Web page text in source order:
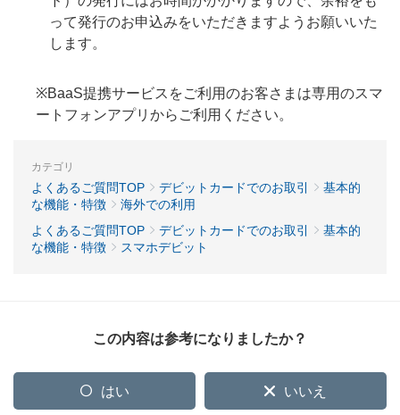
って発行のお申込みをいただきますようお願いいた
します。
※BaaS提携サービスをご利用のお客さまは専用のスマ
ートフォンアプリからご利用ください。
カテゴリ
よくあるご質問TOP デビットカードでのお取引
基本的
な機能・特徴
海外での利用
よくあるご質問TOP
デビットカードでのお取引
基本的
な機能・特徴
スマホデビット
この内容は参考になりましたか？
はい いいえ